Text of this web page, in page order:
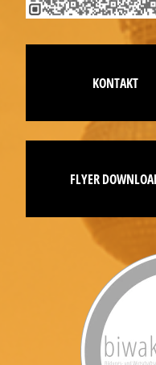
KONTAKT
FLYER